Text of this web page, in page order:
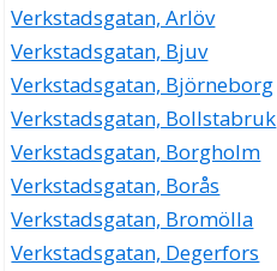
018-121200
Verkstadsgatan 2 B, 75323 Uppsala
Uno's Brodyrproduktion KB
018-542200
CAAB Skorstensfolket AB
Rolf Anders Martin Lind
018-134501
Verkstadsgatan 4, 75323 Uppsala
Verkstadsgatan, Arlöv
Verkstadsgatan, Bjuv
Verkstadsgatan, Björneborg
Verkstadsgatan, Bollstabruk
Verkstadsgatan, Borgholm
Verkstadsgatan, Borås
Verkstadsgatan, Bromölla
Verkstadsgatan, Degerfors